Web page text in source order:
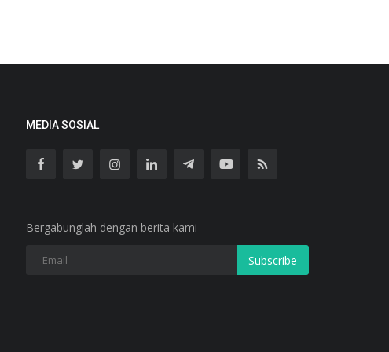
MEDIA SOSIAL
Bergabunglah dengan berita kami
Subscribe